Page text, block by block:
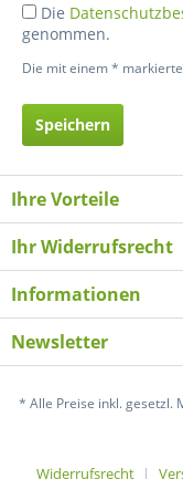
Die
genommen.
Die mit einem *
Speichern
Ihre Vorteile
Ihr Widerrufsrecht
Informationen
Newsletter
* Alle Preise inkl. gesetzl.
Widerrufsrecht